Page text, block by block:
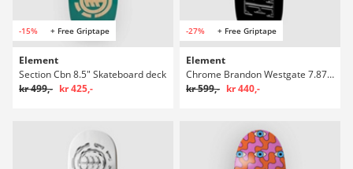
-15% + Free Griptape
Element
Section Cbn 8.5" Skateboard deck
kr 499,- kr 425,-
-27% + Free Griptape
Element
Chrome Brandon Westgate 7.875" Skateboard deck
kr 599,- kr 440,-